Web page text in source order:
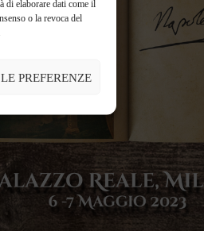
di elaborare dati come il
o la revoca del
PREFERENZE